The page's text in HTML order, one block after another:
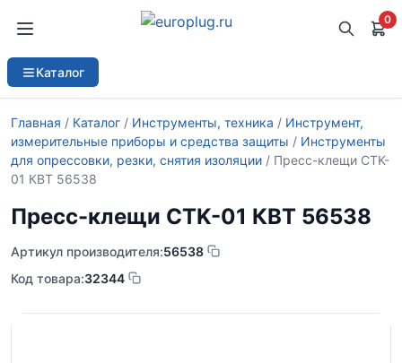
0
Каталог
Главная / Каталог / Инструменты, техника / Инструмент,
измерительные приборы и средства защиты / Инструменты
для опрессовки, резки, снятия изоляции / Пресс-клещи CTK-
01 КВТ 56538
Пресс-клещи CTK-01 КВТ 56538
Артикул производителя:56538
Код товара:32344